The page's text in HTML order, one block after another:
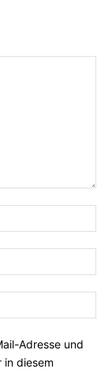
Adresse und
in diesem